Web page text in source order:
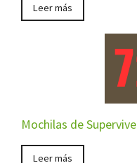
Leer más
Mochilas de
Leer más